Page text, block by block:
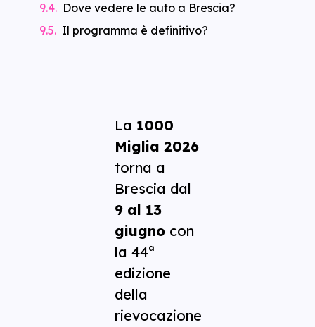
Dove vedere le auto a Brescia?
Il programma è definitivo?
La 1000
Miglia 2026
torna a
Brescia dal
9 al 13
giugnocon
la 44ª
edizione
della
rievocazione